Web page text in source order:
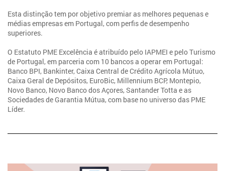
Esta distinção tem por objetivo premiar as melhores pequenas e
médias empresas em Portugal, com perfis de desempenho
superiores.
O Estatuto PME Excelência é atribuído pelo IAPMEI e pelo Turismo
de Portugal, em parceria com 10 bancos a operar em Portugal:
Banco BPI, Bankinter, Caixa Central de Crédito Agrícola Mútuo,
Caixa Geral de Depósitos, EuroBic, Millennium BCP, Montepio,
Novo Banco, Novo Banco dos Açores, Santander Totta e as
Sociedades de Garantia Mútua, com base no universo das PME
Líder.